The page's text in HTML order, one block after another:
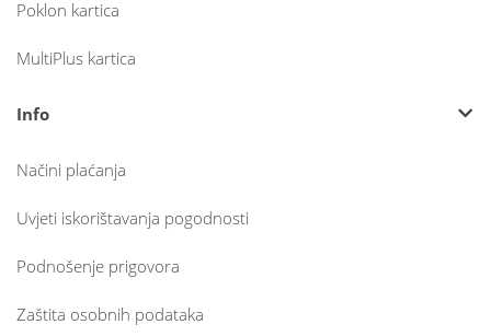
Poklon kartica
MultiPlus kartica
Info
Načini plaćanja
Uvjeti iskorištavanja pogodnosti
Podnošenje prigovora
Zaštita osobnih podataka